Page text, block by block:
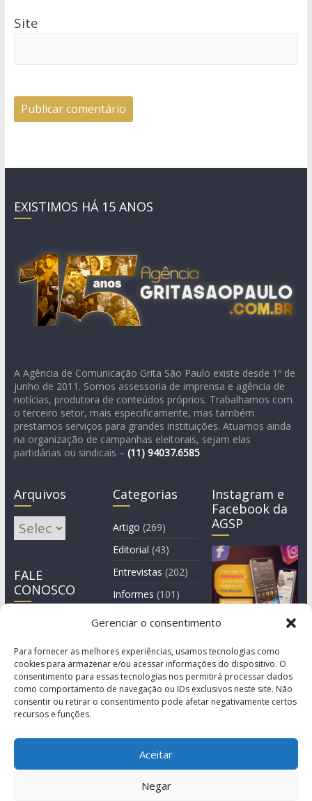
Gerenciar o consentimento
Para fornecer as melhores experiências, usamos tecnologias como
cookies para armazenar e/ou acessar informações do dispositivo. O
consentimento para essas tecnologias nos permitirá processar dados
como comportamento de navegação ou IDs exclusivos neste site. Não
consentir ou retirar o consentimento pode afetar negativamente certos
recursos e funções.
Aceitar
Negar
Site
EXISTIMOS HÁ 15 ANOS
A Agência de Comunicação Grita São Paulo existe desde 1º de
junho de 2011. Somos assessoria de imprensa e agência de
notícias, produtora de conteúdos próprios. Trabalhamos com
o terceiro setor, mais especificamente, mas também
prestamos serviços para grandes instituições. Atuamos ainda
na organização de campanhas eleitorais, sejam elas
partidárias ou sindicais – (11) 94037.6585
Arquivos
Arquivos
FALE
CONOSCO
Categorias
Artigo (269)
Editorial (43)
Entrevistas (202)
Informes (101)
Manchete
Instagram e
Facebook da
AGSP
© Copyright 2011-2026